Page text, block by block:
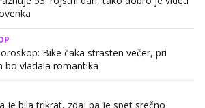
Bike čaka strasten večer, pri
bo vladala romantika
je bila trikrat, zdaj pa je spet srečno